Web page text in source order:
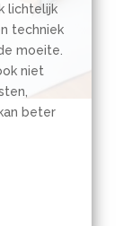
lichtelijk
techniek
moeite.
niet
beter